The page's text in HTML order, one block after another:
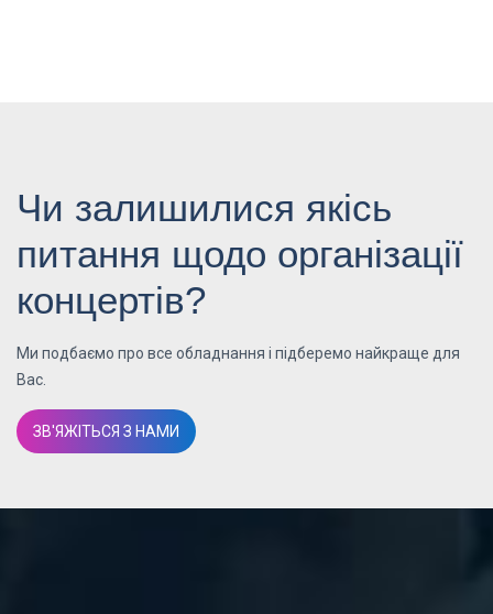
Чи залишилися якісь
питання щодо організації
концертів?
Ми подбаємо про все обладнання і підберемо найкраще для
Вас.
ЗВ'ЯЖІТЬСЯ З НАМИ